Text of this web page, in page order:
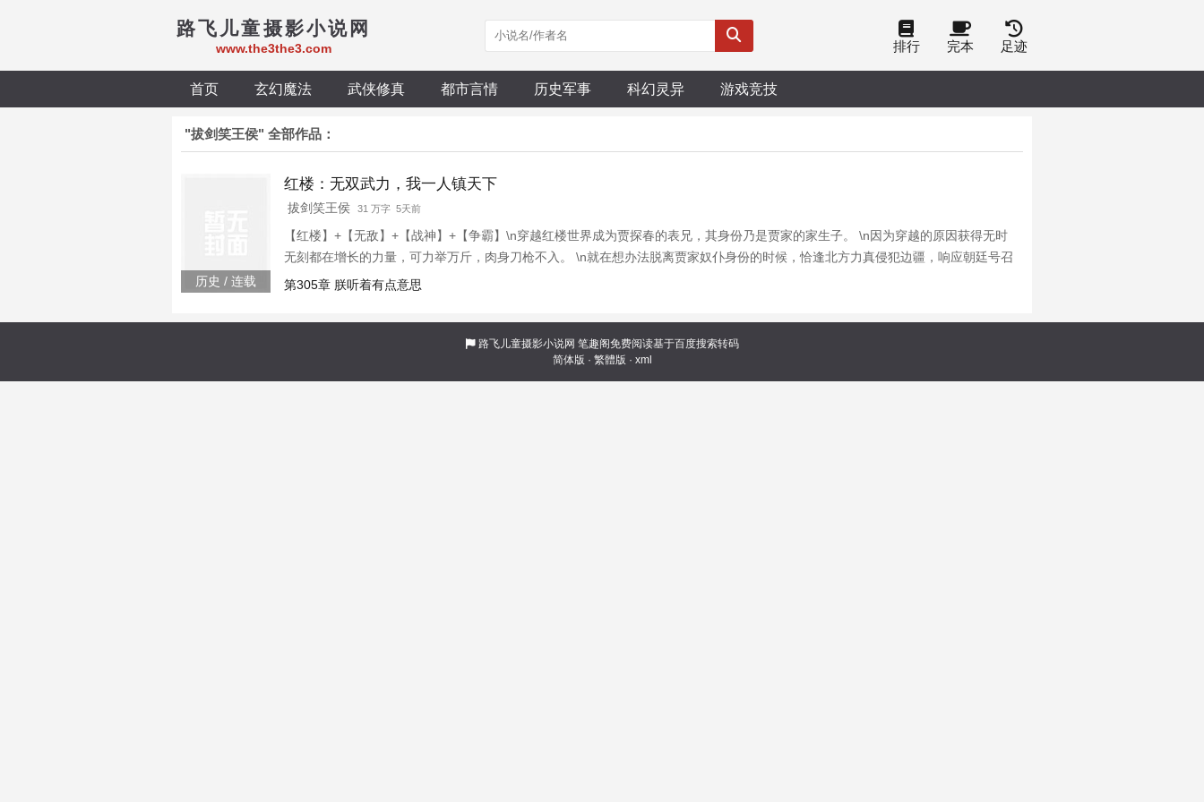
路飞儿童摄影小说网
www.the3the3.com 排行 完本 足迹
首页 玄幻魔法 武侠修真 都市言情 历史军事 科幻灵异 游戏竞技
"拔剑笑王侯" 全部作品：
历史 / 连载
红楼：无双武力，我一人镇天下
拔剑笑王侯 31 万字 5天前
【红楼】+【无敌】+【战神】+【争霸】\n穿越红楼世界成为贾探春的表兄，其身份乃是贾家的家生子。 \n因为穿越的原因获得无时
无刻都在增长的力量，可力举万斤，肉身刀枪不入。 \n就在想办法脱离贾家奴仆身份的时候，恰逢北方力真侵犯边疆，响应朝廷号召
参军并且免去了奴籍。 \n手持三尖两刃刀走上战场，闯下一个二郎真君的名号，成为天下第一武将。 \n管你朝堂阴谋，还是皇权压
第305章 朕听着有点意思
路飞儿童摄影小说网 笔趣阁免费阅读基于百度搜索转码
简体版 · 繁體版 · xml